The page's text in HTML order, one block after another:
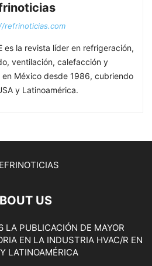
refrinoticias.com
es la revista líder en refrigeración,
ventilación, calefacción y
en México desde 1986, cubriendo
y Latinoamérica.
US
LA PUBLICACIÓN DE MAYOR
EN LA INDUSTRIA HVAC/R EN
LATINOAMÉRICA